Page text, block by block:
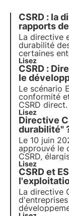
CSRD : la
rapports
La directive
durabilité
certaines
informations
préparation
examinons
et la
atteindre.
Lisez
CSRD :
le
Le scénario
conformité
CSRD
réformes
une
en matière
Lisez
Directive
durabilité"
Le 10 juin
approuvé le
CSRD,
introduisant
pour
consultez
Lisez
CSRD et
La directive